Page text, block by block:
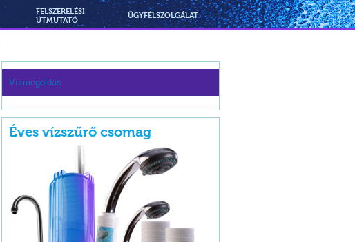
FELSZERELÉSI
ÚTMUTATÓ
ÜGYFÉLSZOLGÁLAT
Vízmegoldás
Éves vízszűrő csomag